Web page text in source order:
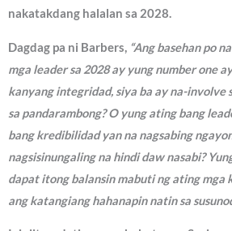
nakatakdang halalan sa 2028.
Dagdag pa ni Barbers, “Ang basehan po
mga leader sa 2028 ay yung number one
kanyang integridad, siya ba ay na-involve
sa pandarambong? O yung ating bang
bang kredibilidad yan na nagsabing
nagsisinungaling na hindi daw nasabi?
dapat itong balansin mabuti ng ating mga
ang katangiang hahanapin natin sa